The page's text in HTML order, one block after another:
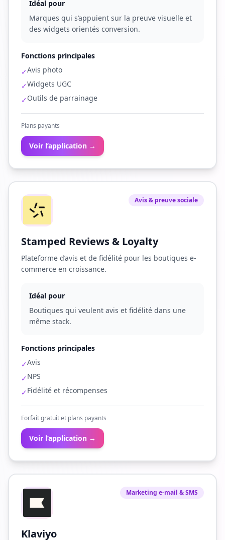
Idéal pour
Marques qui s’appuient sur la preuve visuelle et
des widgets orientés conversion.
Fonctions principales
✓Avis photo
✓Widgets UGC
✓Outils de parrainage
Plans payants
Voir l’application →
Avis & preuve sociale
Stamped Reviews & Loyalty
Plateforme d’avis et de fidélité pour les boutiques e-
commerce en croissance.
Idéal pour
Boutiques qui veulent avis et fidélité dans une
même stack.
Fonctions principales
✓Avis
✓NPS
✓Fidélité et récompenses
Forfait gratuit et plans payants
Voir l’application →
Marketing e-mail & SMS
Klaviyo